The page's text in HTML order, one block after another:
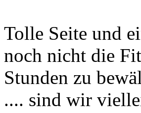
Tolle Seite und
noch nicht die
Stunden zu
.... sind wir